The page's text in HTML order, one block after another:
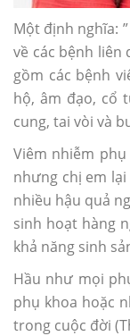
Một định nghĩa:
về các bệnh liên
gồm các bệnh
hộ, âm đạo, cổ
cung, tai vòi và
Viêm nhiễm
nhưng chị em
nhiều hậu quả
sinh hoạt hàng
khả năng sinh
Hầu như mọi
phụ khoa hoặc
trong cuộc đời